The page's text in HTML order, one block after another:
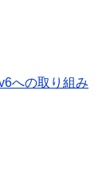
への取り組み